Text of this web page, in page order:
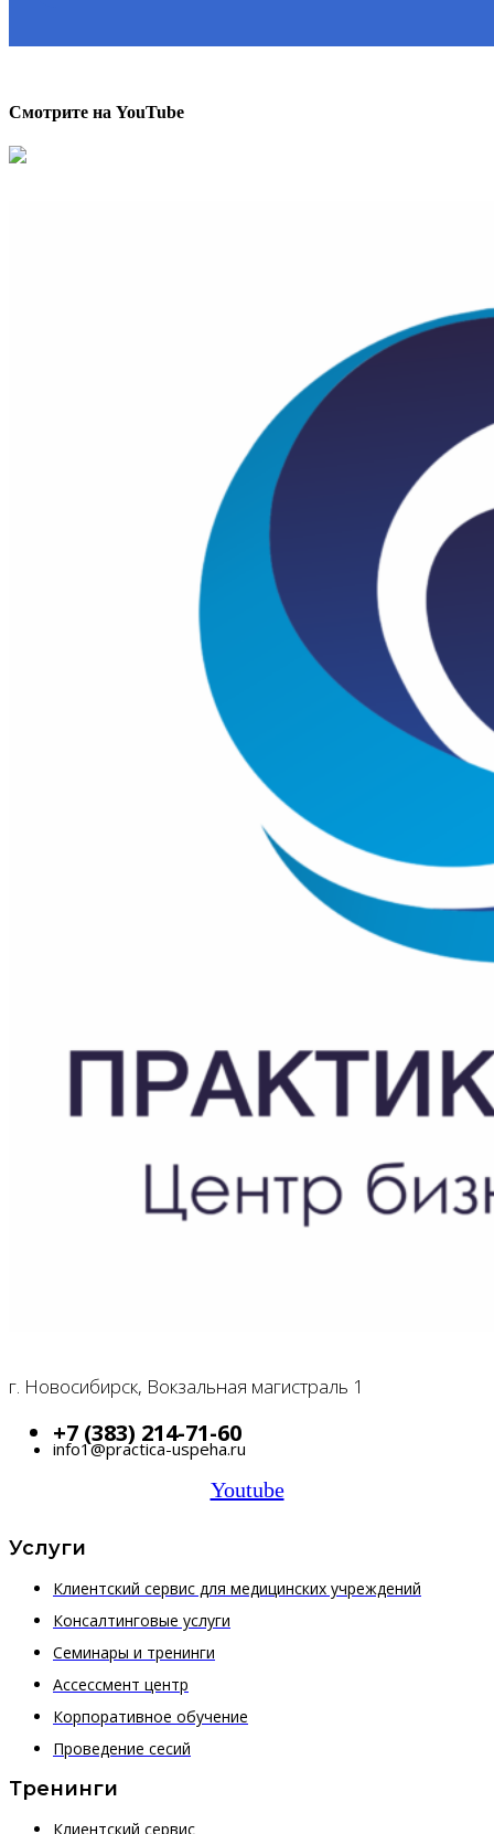
Смотрите на YouTube
г. Новосибирск, Вокзальная магистраль 1
+7 (383) 214-71-60
info1@practica-uspeha.ru
Youtube
Услуги
Клиентский сервис для медицинских учреждений
Консалтинговые услуги
Семинары и тренинги
Ассессмент центр
Корпоративное обучение
Проведение сесий
Тренинги
Клиентский сервис